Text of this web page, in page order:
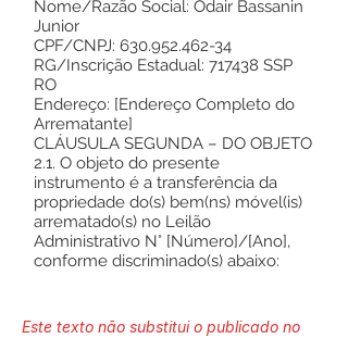
Nome/Razão Social: Odair Bassanin
Junior
CPF/CNPJ: 630.952.462-34
RG/Inscrição Estadual: 717438 SSP
RO
Endereço: [Endereço Completo do
Arrematante]
CLÁUSULA SEGUNDA – DO OBJETO
2.1. O objeto do presente
instrumento é a transferência da
propriedade do(s) bem(ns) móvel(is)
arrematado(s) no Leilão
Administrativo N° [Número]/[Ano],
conforme discriminado(s) abaixo:
Este texto não substitui o publicado no